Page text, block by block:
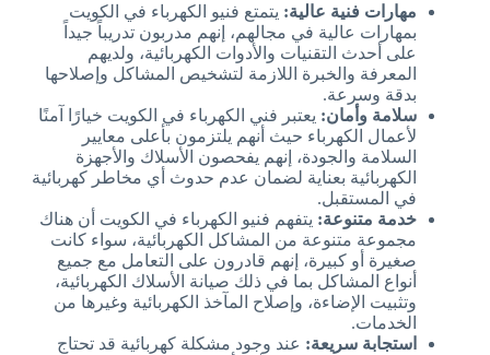
مهارات فنية عالية: يتمتع فنيو الكهرباء في الكويت
بمهارات عالية في مجالهم، إنهم مدربون تدريباً جيداً
على أحدث التقنيات والأدوات الكهربائية، ولديهم
المعرفة والخبرة اللازمة لتشخيص المشاكل وإصلاحها
بدقة وسرعة.
سلامة وأمان: يعتبر فني الكهرباء في الكويت خيارًا آمنًا
لأعمال الكهرباء حيث أنهم يلتزمون بأعلى معايير
السلامة والجودة، إنهم يفحصون الأسلاك والأجهزة
الكهربائية بعناية لضمان عدم حدوث أي مخاطر كهربائية
في المستقبل.
خدمة متنوعة: يتفهم فنيو الكهرباء في الكويت أن هناك
مجموعة متنوعة من المشاكل الكهربائية، سواء كانت
صغيرة أو كبيرة، إنهم قادرون على التعامل مع جميع
أنواع المشاكل بما في ذلك صيانة الأسلاك الكهربائية،
وتثبيت الإضاءة، وإصلاح المآخذ الكهربائية وغيرها من
الخدمات.
استجابة سريعة: عند وجود مشكلة كهربائية قد تحتاج